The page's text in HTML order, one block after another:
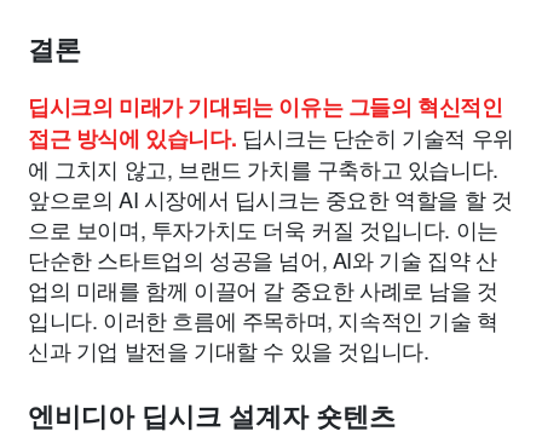
결론
딥시크의 미래가 기대되는 이유는 그들의 혁신적인
접근 방식에 있습니다. 딥시크는 단순히 기술적 우위
에 그치지 않고, 브랜드 가치를 구축하고 있습니다.
앞으로의 AI 시장에서 딥시크는 중요한 역할을 할 것
으로 보이며, 투자가치도 더욱 커질 것입니다. 이는
단순한 스타트업의 성공을 넘어, AI와 기술 집약 산
업의 미래를 함께 이끌어 갈 중요한 사례로 남을 것
입니다. 이러한 흐름에 주목하며, 지속적인 기술 혁
신과 기업 발전을 기대할 수 있을 것입니다.
엔비디아 딥시크 설계자 숏텐츠